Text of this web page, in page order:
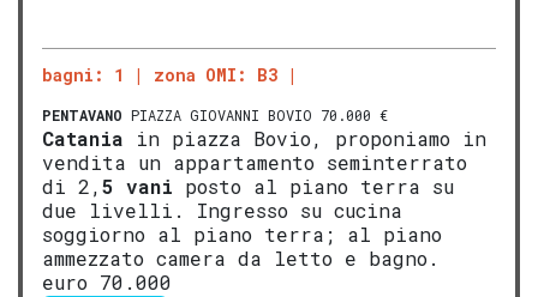
bagni: 1 zona OMI: B3
PENTAVANO PIAZZA GIOVANNI BOVIO 70.000 €
Catania in piazza Bovio, proponiamo in
vendita un appartamento seminterrato
di 2,5 vani posto al piano terra su
due livelli. Ingresso su cucina
soggiorno al piano terra; al piano
ammezzato camera da letto e bagno.
euro 70.000